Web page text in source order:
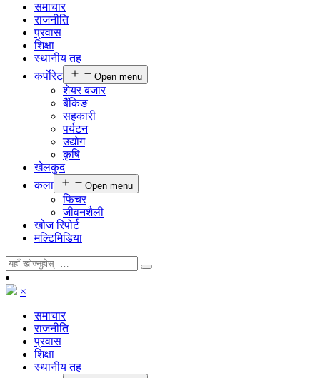
समाचार
राजनीति
प्रवास
शिक्षा
स्थानीय तह
कर्पाेरेट
Open menu
शेयर बजार
बैंकिङ
सहकारी
पर्यटन
उद्योग
कृषि
खेलकुद
कला
Open menu
फिचर
जीवनशैली
खोज रिपोर्ट
मल्टिमिडिया
×
समाचार
राजनीति
प्रवास
शिक्षा
स्थानीय तह